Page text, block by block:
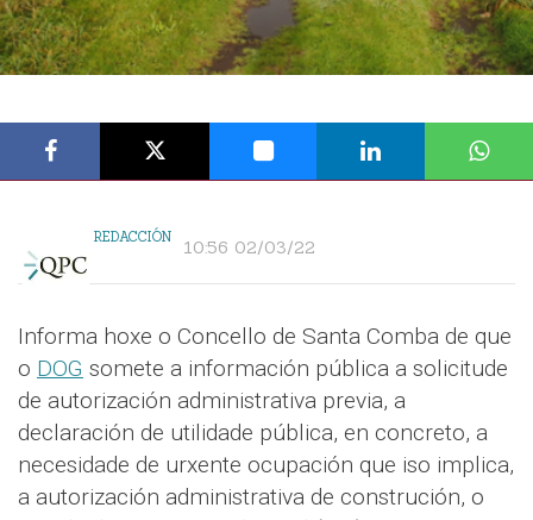
REDACCIÓN 10:56 02/03/22
Informa hoxe o Concello de Santa Comba de que
o DOG somete a información pública a solicitude
de autorización administrativa previa, a
declaración de utilidade pública, en concreto, a
necesidade de urxente ocupación que iso implica,
a autorización administrativa de construción, o